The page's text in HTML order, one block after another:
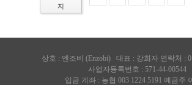
지
상호 : 엔조비 (Enzobi)대표 : 강희자 연락처 :
사업자등록번호 : 571-44-00544
입금 계좌 : 농협 003 1224 5191 예금주